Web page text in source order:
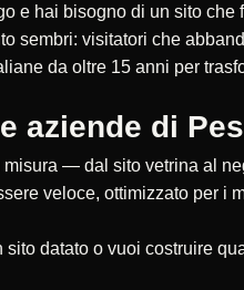
e hai bisogno di un sito
sembri: visitatori che
da oltre 15 anni per
aziende di
— dal sito vetrina al
veloce, ottimizzato per i
datato o vuoi costruire